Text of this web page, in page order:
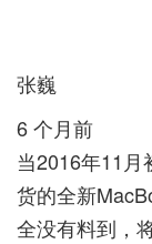
张巍
6 个月前
当2016年11月
货的全新
全没有料到，